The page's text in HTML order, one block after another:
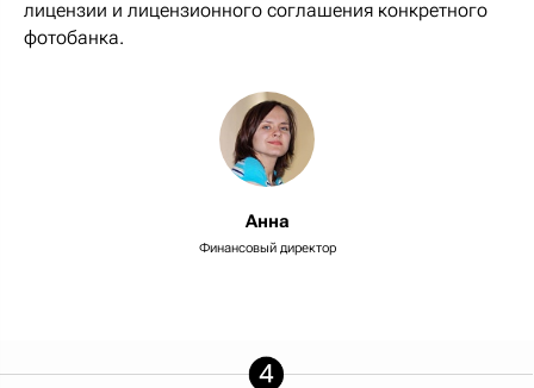
лицензии и лицензионного соглашения конкретного
фотобанка.
Анна
Финансовый директор